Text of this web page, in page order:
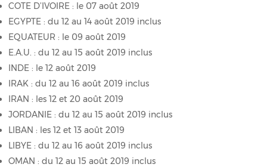
COTE D’IVOIRE : le 07 août 2019
EGYPTE : du 12 au 14 août 2019 inclus
EQUATEUR : le 09 août 2019
E.A.U. : du 12 au 15 août 2019 inclus
INDE : le 12 août 2019
IRAK : du 12 au 16 août 2019 inclus
IRAN : les 12 et 20 août 2019
JORDANIE : du 12 au 15 août 2019 inclus
LIBAN : les 12 et 13 août 2019
LIBYE : du 12 au 16 août 2019 inclus
OMAN : du 12 au 15 août 2019 inclus